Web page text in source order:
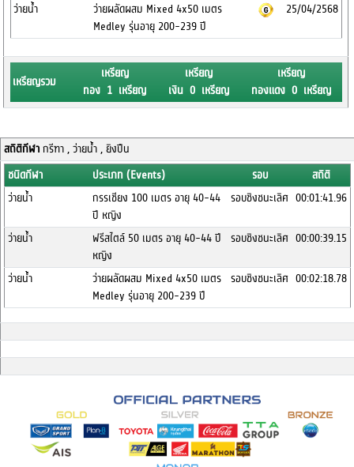
ว่ายน้ำ
ว่ายผลัดผสม Mixed 4x50 เมตร
Medley รุ่นอายุ 200-239 ปี
25/04/2568
เหรียญรวม
เหรียญ
ทอง 1 เหรียญ
เหรียญ
เงิน 0 เหรียญ
เหรียญ
ทองแดง 0 เหรียญ
สถิติกีฬากรีฑา , ว่ายน้ำ , ยิงปืน
ชนิดกีฬา
ประเภท (Events) รอบ
สถิติ
ว่ายน้ำ
กรรเชียง 100 เมตร อายุ 40-44
ปี หญิง
รอบชิงชนะเลิศ 00:01:41.96
ว่ายน้ำ
ฟรีสไตล์ 50 เมตร อายุ 40-44 ปี
หญิง
รอบชิงชนะเลิศ 00:00:39.15
ว่ายน้ำ
ว่ายผลัดผสม Mixed 4x50 เมตร
Medley รุ่นอายุ 200-239 ปี
รอบชิงชนะเลิศ 00:02:18.78